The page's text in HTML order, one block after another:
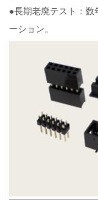
●長期老廃テスト：
ーション。